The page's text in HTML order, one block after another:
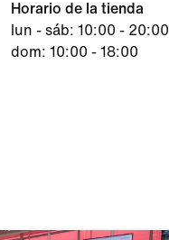
Horario de la tienda
lun - sáb: 10:00 - 20:00
dom: 10:00 - 18:00